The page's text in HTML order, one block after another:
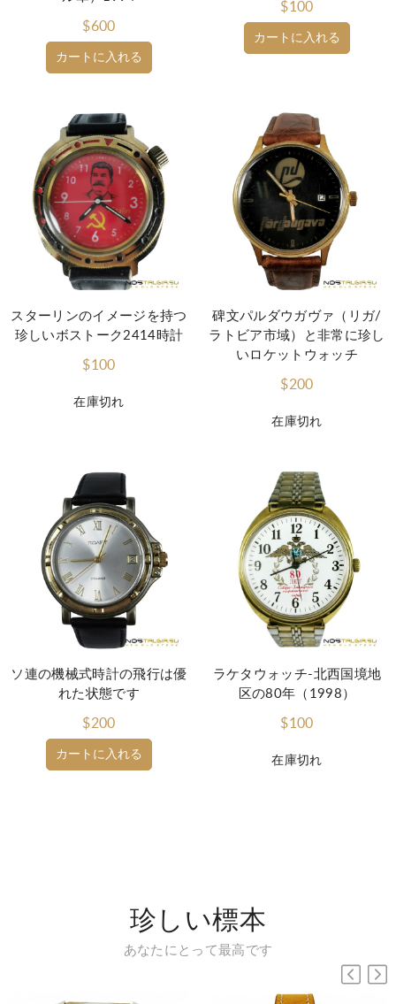
カートに入れる
$600
カートに入れる
$100
在庫切れ
スターリンのイメージを持つ
珍しいボストーク2414時計
$100
在庫切れ
碑文パルダウガヴァ（リガ/
ラトビア市域）と非常に珍し
いロケットウォッチ
$200
カートに入れる
ソ連の機械式時計の飛行は優
れた状態です
$200
在庫切れ
ラケタウォッチ-北西国境地
区の80年（1998）
$100
珍しい標本
あなたにとって最高です